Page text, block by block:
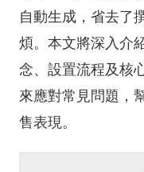
自動生成，省去了
煩。本文將深入介
念、設置流程及核
來應對常見問題，
售表現。